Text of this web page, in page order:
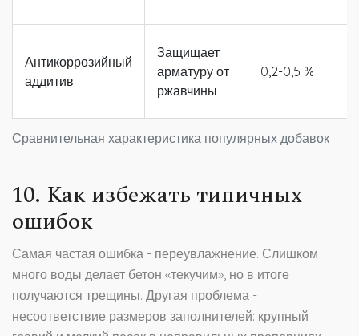
Сравнительная характеристика популярных добавок
Антикоррозийный
аддитив
Защищает
арматуру от
ржавчины
0,2-0,5 %
10. Как избежать типичных
ошибок
Самая частая ошибка - переувлажнение. Слишком
много воды делает бетон «текучим», но в итоге
получаются трещины. Другая проблема -
несоответствие размеров заполнителей: крупный